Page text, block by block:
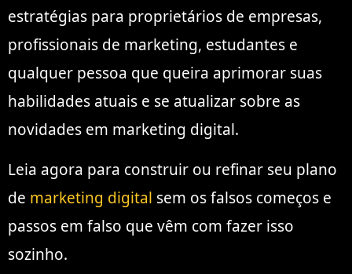
estratégias para proprietários de empresas,
profissionais de marketing, estudantes e
qualquer pessoa que queira aprimorar suas
habilidades atuais e se atualizar sobre as
novidades em marketing digital.
Leia agora para construir ou refinar seu plano
de marketing digital sem os falsos começos e
passos em falso que vêm com fazer isso
sozinho.